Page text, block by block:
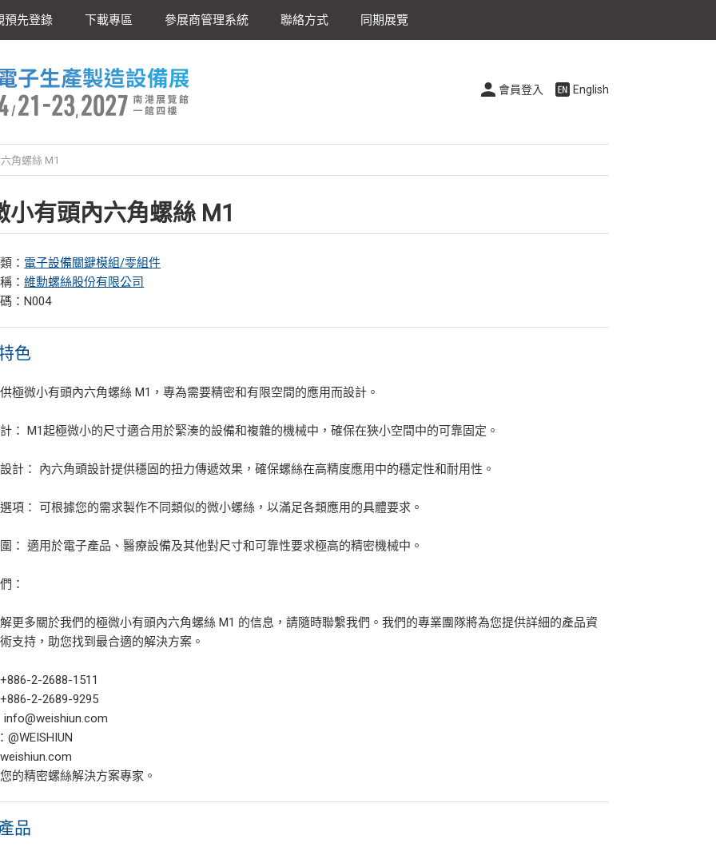
預先登錄 下載專區 參展商管理系統 聯絡方式 同期展覽
會員登入 English
角螺絲 M1
小有頭內六角螺絲 M1
： 電子設備關鍵模組/零組件
：維勳螺絲股份有限公司
：N004
色
極微小有頭內六角螺絲 M1，專為需要精密和有限空間的應用而設計。
： M1起極微小的尺寸適合用於緊湊的設備和複雜的機械中，確保在狹小空間中的可靠固定。
計： 內六角頭設計提供穩固的扭力傳遞效果，確保螺絲在高精度應用中的穩定性和耐用性。
項： 可根據您的需求製作不同類似的微小螺絲，以滿足各類應用的具體要求。
： 適用於電子產品、醫療設備及其他對尺寸和可靠性要求極高的精密機械中。
：
更多關於我們的極微小有頭內六角螺絲 M1 的信息，請隨時聯繫我們。我們的專業團隊將為您提供詳細的產品資
支持，助您找到最合適的解決方案。
2-2688-1511
2-2689-9295
info@weishiun.com
@WEISHIUN
的精密螺絲解決方案專家。
品